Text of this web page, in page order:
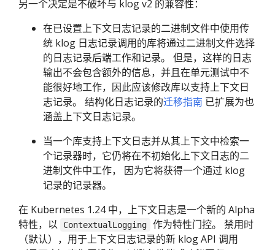
另一个决定是不破坏与 klog v2 的兼容性：
在已设置上下文日志记录的二进制文件中使用传
统 klog 日志记录调用的库将通过二进制文件选择
的日志记录后端工作和记录。 但是，这样的日志
输出不会包含额外的信息，并且在单元测试中不
能很好地工作，因此应该修改库以支持上下文日
志记录。 结构化日志记录的迁移指南 已扩展为也
涵盖上下文日志记录。
当一个库支持上下文日志并从其上下文中检索一
个记录器时，它仍将在不初始化上下文日志的二
进制文件中工作， 因为它将获得一个通过 klog
记录的记录器。
在 Kubernetes 1.24 中，上下文日志是一个新的 Alpha
特性，以
ContextualLogging
作为特性门控。 禁用时
（默认），用于上下文日志记录的新 klog API 调用